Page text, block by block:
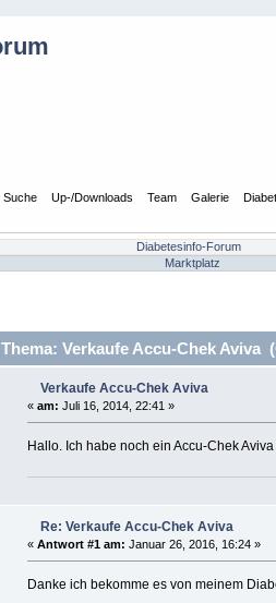
Suche Up-/Downloads Team Galerie
Diabetesinfo-Forum
Marktplatz
Thema: Verkaufe Accu-Chek Aviva
Verkaufe Accu-Chek Aviva
« am: Juli 16, 2014, 22:41 »
Hallo. Ich habe noch ein Accu-Chek
Re: Verkaufe Accu-Chek Aviva
« Antwort #1 am: Januar 26, 2016, 16:24 »
Danke ich bekomme es von meinem